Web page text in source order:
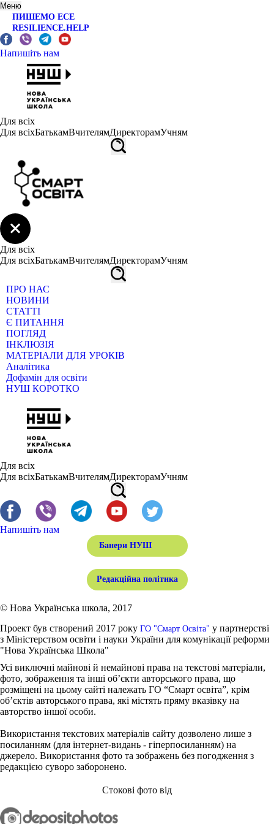
Меню
ПИШЕМО ЕСЕ
RESILIENCE.HELP
Напишіть нам
Для всіх
Для всіхБатькамВчителямДиректорамУчням
Для всіх
Для всіхБатькамВчителямДиректорамУчням
ПРО НАС
НОВИНИ
СТАТТІ
Є ПИТАННЯ
ПОГЛЯД
ІНКЛЮЗІЯ
МАТЕРІАЛИ ДЛЯ УРОКІВ
Аналітика
Дофамін для освіти
НУШ КОРОТКО
Для всіх
Для всіхБатькамВчителямДиректорамУчням
Напишіть нам
Банери НУШ
Редакційна політика
© Нова Українська школа, 2017
Проект був створений 2017 року ГО "Смарт Освіта" у партнерстві
з Міністерством освіти і науки України для комунікації реформи
"Нова Українська Школа"
Усі виключні майнові й немайнові права на текстові матеріали,
фото, зображення та інші об’єкти авторського права, що
розміщені на цьому сайті належать ГО “Смарт освіта”, крім
об’єктів авторського права, які містять пряму вказівку на
авторство іншої особи.
Використання текстових матеріалів сайту дозволено лише з
посиланням (для інтернет-видань - гіперпосиланням) на
джерело. Використання фото та зображень без погодження з
редакцією суворо заборонено.
Стокові фото від